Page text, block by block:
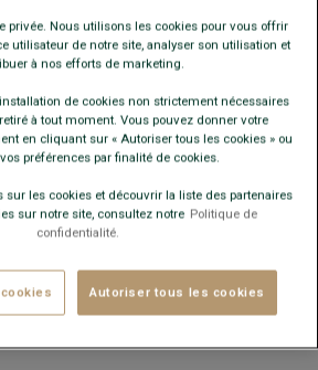
Guide des tailles
?
en magasin
avec Chronopost Express
d'avis !
privée. Nous utilisons les cookies pour vous offrir
utilisateur de notre site, analyser son utilisation et
à nos efforts de marketing.
de cookies non strictement nécessaires
à tout moment. Vous pouvez donner votre
en cliquant sur « Autoriser tous les cookies » ou
préférences par finalité de cookies.
les cookies et découvrir la liste des partenaires
sur notre site, consultez notre Politique de
confidentialité.
Autoriser tous les cookies